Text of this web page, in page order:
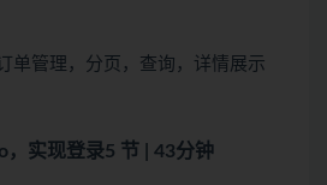
单管理，分页，查询，详情展示
，实现登录5 节 | 43分钟